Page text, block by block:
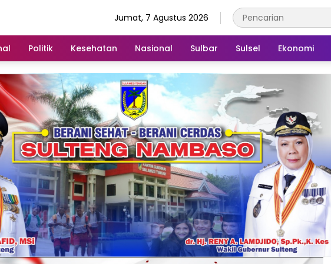
Jumat, 7 Agustus 2026
Politik Kesehatan Nasional Sulbar Sulsel Ekonomi